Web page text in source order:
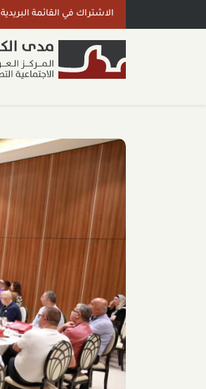
الاشتراك في القائمة البريدية